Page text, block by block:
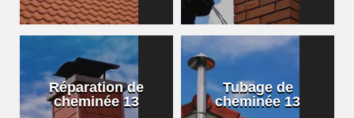
Réparation de
cheminée 13
Tubage de
cheminée 13